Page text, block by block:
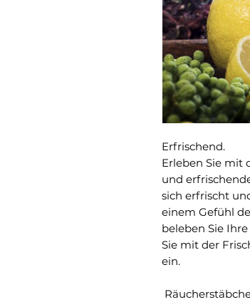
Erfrischend.
Erleben Sie mit
und
sich erfrischt
einem Gefühl
beleben Sie
Sie mit der
ein.